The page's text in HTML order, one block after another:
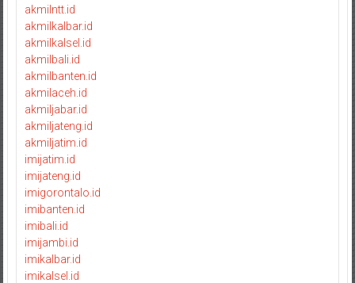
akmilntt.id
akmilkalbar.id
akmilkalsel.id
akmilbali.id
akmilbanten.id
akmilaceh.id
akmiljabar.id
akmiljateng.id
akmiljatim.id
imijatim.id
imijateng.id
imigorontalo.id
imibanten.id
imibali.id
imijambi.id
imikalbar.id
imikalsel.id